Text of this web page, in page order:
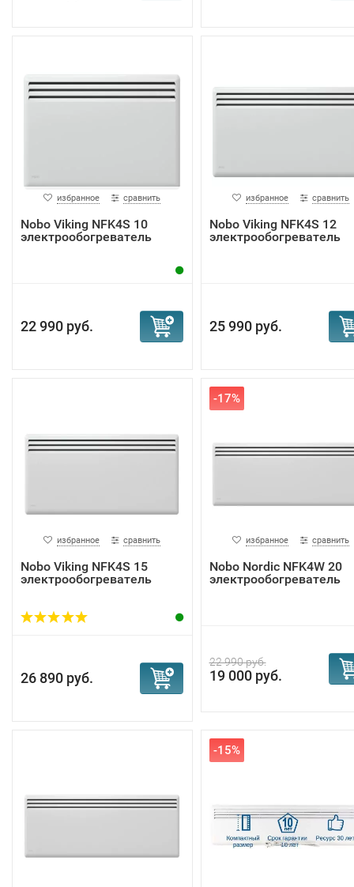
избранное сравнить
Nobo Viking NFK4S 10
электрообогреватель
22 990 руб.
избранное сравнить
Nobo Viking NFK4S 12
электрообогреватель
25 990 руб.
избранное сравнить
Nobo Viking NFK4S 15
электрообогреватель
26 890 руб.
-17%
избранное сравнить
Nobo Nordic NFK4W 20
электрообогреватель
22 990 руб.
19 000 руб.
-15%